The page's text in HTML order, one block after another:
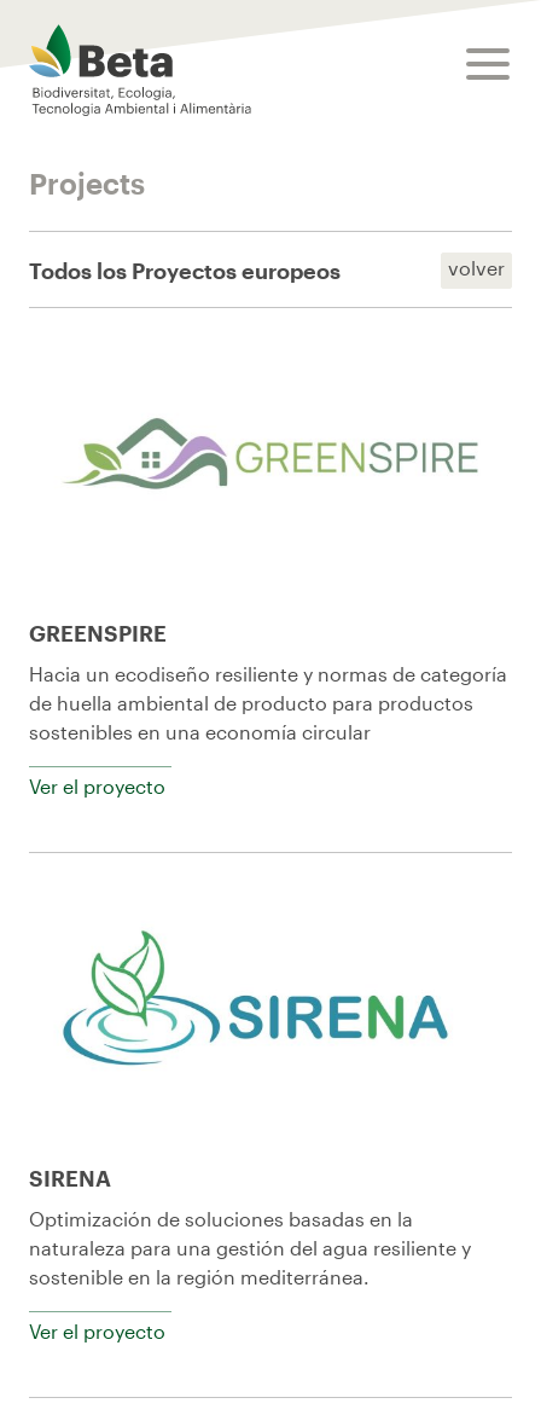
Beta Tech Center
Projects
Todos los Proyectos europeos volver
GREENSPIRE
Hacia un ecodiseño resiliente y normas de categoría
de huella ambiental de producto para productos
sostenibles en una economía circular
Ver el proyecto
SIRENA
Optimización de soluciones basadas en la
naturaleza para una gestión del agua resiliente y
sostenible en la región mediterránea.
Ver el proyecto